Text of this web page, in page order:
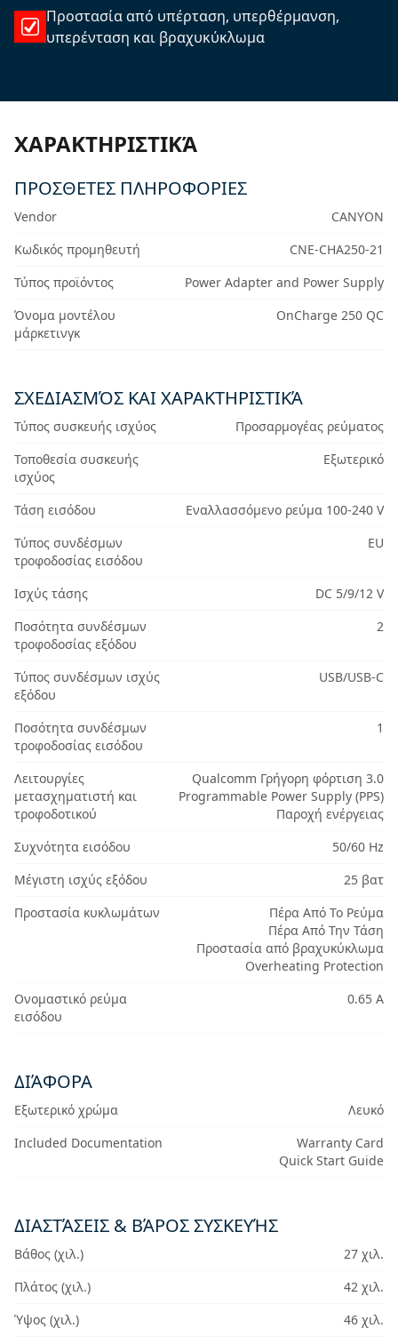
Προστασία από υπέρταση, υπερθέρμανση,
υπερένταση και βραχυκύκλωμα
ΧΑΡΑΚΤΗΡΙΣΤΙΚΆ
ΠΡΟΣΘΕΤΕΣ ΠΛΗΡΟΦΟΡΙΕΣ
Vendor
CANYON
Κωδικός προμηθευτή
CNE-CHA250-21
Τύπος προϊόντος
Power Adapter and Power Supply
Όνομα μοντέλου
μάρκετινγκ
OnCharge 250 QC
ΣΧΕΔΙΑΣΜΌΣ ΚΑΙ ΧΑΡΑΚΤΗΡΙΣΤΙΚΆ
Τύπος συσκευής ισχύος
Προσαρμογέας ρεύματος
Τοποθεσία συσκευής
ισχύος
Εξωτερικό
Τάση εισόδου
Εναλλασσόμενο ρεύμα 100-240 V
Τύπος συνδέσμων
τροφοδοσίας εισόδου
EU
Iσχύς τάσης
DC 5/9/12 V
Ποσότητα συνδέσμων
τροφοδοσίας εξόδου
2
Τύπος συνδέσμων ισχύς
εξόδου
USB/USB-C
Ποσότητα συνδέσμων
τροφοδοσίας εισόδου
1
Λειτουργίες
μετασχηματιστή και
τροφοδοτικού
Qualcomm Γρήγορη φόρτιση 3.0
Programmable Power Supply (PPS)
Παροχή ενέργειας
Συχνότητα εισόδου
50/60 Hz
Μέγιστη ισχύς εξόδου
25 βατ
Προστασία κυκλωμάτων
Πέρα Από Το Ρεύμα
Πέρα Από Την Τάση
Προστασία από βραχυκύκλωμα
Overheating Protection
Ονομαστικό ρεύμα
εισόδου
0.65 Α
ΔΙΆΦΟΡΑ
Εξωτερικό χρώμα
Λευκό
Included Documentation
Warranty Card
Quick Start Guide
ΔΙΑΣΤΆΣΕΙΣ & ΒΆΡΟΣ ΣΥΣΚΕΥΉΣ
Βάθος (χιλ.)
27 χιλ.
Πλάτος (χιλ.)
42 χιλ.
Ύψος (χιλ.)
46 χιλ.